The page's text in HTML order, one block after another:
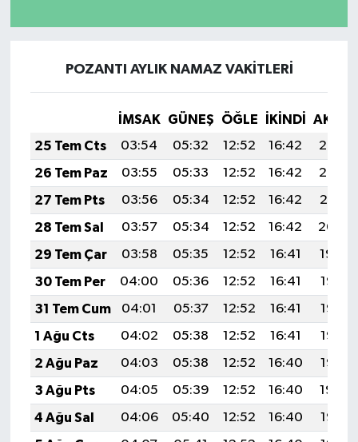
POZANTI AYLIK NAMAZ VAKITLERI
İMSAK GÜNEŞ ÖĞLE İKINDI
25 Tem Cts
03:54 05:32 12:52 16:42
20:02
26 Tem Paz
03:55 05:33 12:52 16:42
20:02
27 Tem Pts
03:56 05:34 12:52 16:42
20:01
28 Tem Sal
03:57 05:34 12:52 16:42
20:00
29 Tem Çar
03:58 05:35 12:52 16:41
19:59
30 Tem Per
04:00 05:36 12:52 16:41
19:58
31 Tem Cum
04:01 05:37 12:52 16:41
19:57
1 Ağu Cts
04:02 05:38 12:52 16:41
19:56
2 Ağu Paz
04:03 05:38 12:52 16:40
19:55
3 Ağu Pts
04:05 05:39 12:52 16:40
19:54
4 Ağu Sal
04:06 05:40 12:52 16:40
19:53